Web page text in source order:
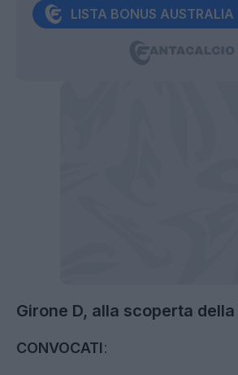
LISTA BONUS AUSTRALIA
Girone D, alla scoperta
CONVOCATI: